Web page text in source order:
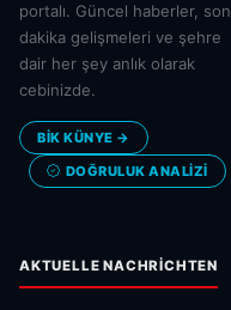
portalı. Güncel haberler, son
dakika gelişmeleri ve şehre
dair her şey anlık olarak
cebinizde.
BİK KÜNYE →
DOĞRULUK ANALIZI
AKTUELLE NACHRICHTEN